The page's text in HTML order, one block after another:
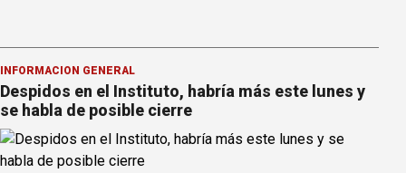
INFORMACION GENERAL
Despidos en el Instituto, habría más este lunes y
se habla de posible cierre